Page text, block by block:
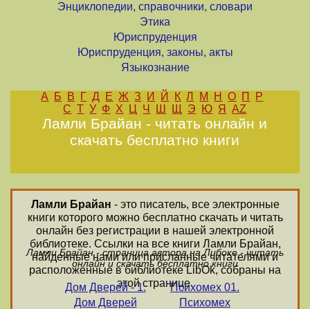
Энциклопедии, справочники, словари
Этика
Юриспруденция
Юриспруденция, законы, акты
Языкознание
А Б В Г Д Е Ж З И Й К Л М Н О П
Р
С Т У Ф Х Ц Ч Ш Щ Э Ю Я AZ
Ламли Брайан - читать онлайн и
скачать бесплатно книги
Ламли Брайан - это писатель, все электронные
книги которого можно бесплатно скачать и читать
онлайн без регистрации в нашей электронной
библиотеке. Ссылки на все книги Ламли Брайан,
найденные нами или присланные читателями и
расположенные в библиотеке LibOk, собраны на
этой странице.
Ламли Брайан - страница автора на Либоке - читать
онлайн и скачать бесплатно книги
Дом Дверей - 1.
Дом Дверей
Психомех 01.
Психомех